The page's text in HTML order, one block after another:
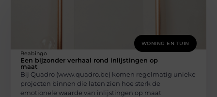
WONING EN TUIN
Beabingo
Een bijzonder verhaal rond inlijstingen op
maat
Bij Quadro (www.quadro.be) komen regelmatig unieke
projecten binnen die laten zien hoe sterk de
emotionele waarde van inlijstingen op maat